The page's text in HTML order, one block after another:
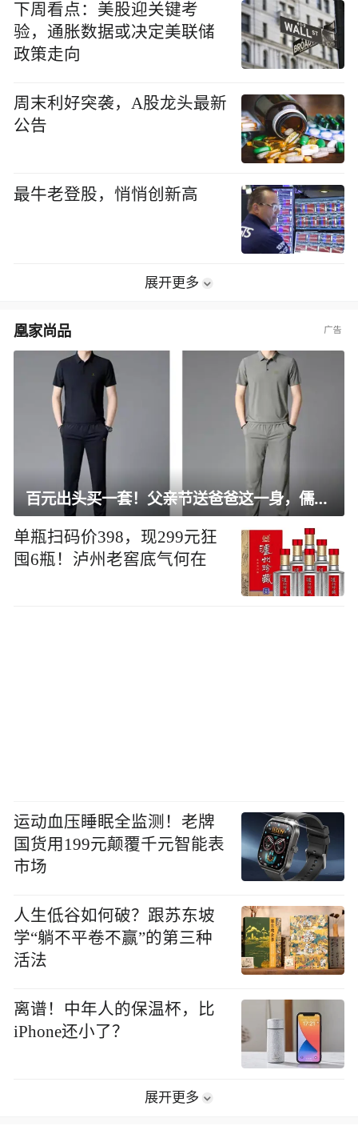
下周看点：美股迎关键考
验，通胀数据或决定美联储
政策走向
周末利好突袭，A股龙头最新
公告
最牛老登股，悄悄创新高
展开更多
凰家尚品
百元出头买一套！父亲节送爸爸这一身，儒雅有型还凉爽
单瓶扫码价398，现299元狂
囤6瓶！泸州老窖底气何在
运动血压睡眠全监测！老牌
国货用199元颠覆千元智能表
市场
人生低谷如何破？跟苏东坡
学“躺不平卷不赢”的第三种
活法
离谱！中年人的保温杯，比
iPhone还小了？
展开更多